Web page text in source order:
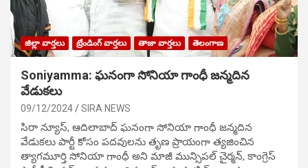
జిల్లా వార్తలు ట్రేండింగ్ వార్తలు తాజా వార్తలు తెలంగాణ
Soniyamma: ఘ‌నంగా సోనియా గాంధీ జ‌న్మ‌దిన
వేడుక‌లు
09/12/2024 SIRA NEWS
సిరా న్యూస్, ఆదిలాబాద్ ఘ‌నంగా సోనియా గాంధీ జ‌న్మ‌దిన
వేడుక‌లు పార్టీ కోసం ప‌ద‌వుల‌ను తృణ ప్రాయంగా త్య‌జించిన
త్యాగమూర్తి సోనియా గాంధీ అని మాజీ మున్సిప‌ల్ చైర్మ‌న్, కాంగ్రెస్